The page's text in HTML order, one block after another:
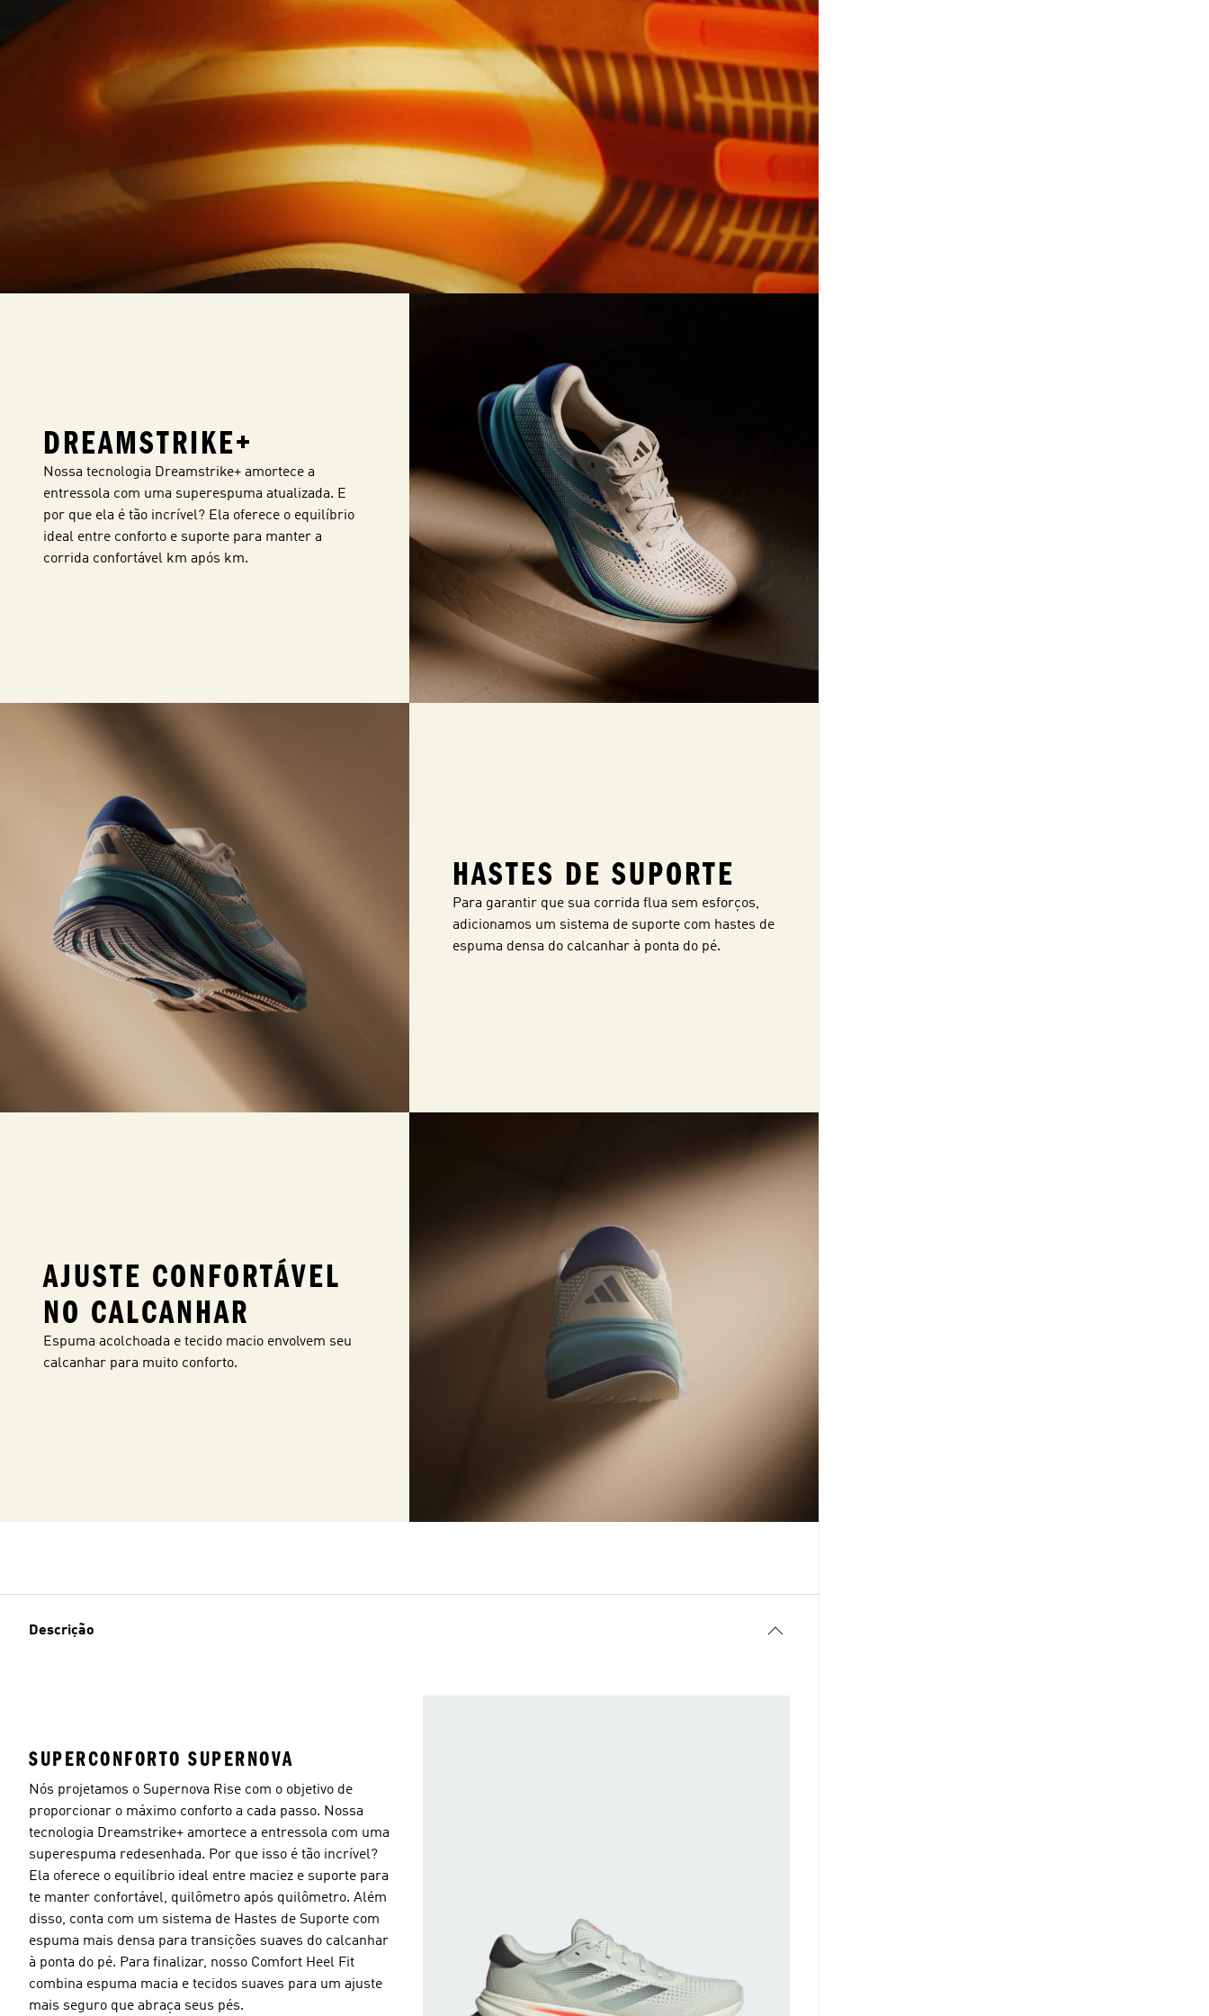
DREAMSTRIKE+
Nossa tecnologia Dreamstrike+ amortece a
entressola com uma superespuma atualizada. E
por que ela é tão incrível? Ela oferece o equilíbrio
ideal entre conforto e suporte para manter a
corrida confortável km após km.
HASTES DE SUPORTE
Para garantir que sua corrida flua sem esforços,
adicionamos um sistema de suporte com hastes de
espuma densa do calcanhar à ponta do pé.
AJUSTE CONFORTÁVEL
NO CALCANHAR
Espuma acolchoada e tecido macio envolvem seu
calcanhar para muito conforto.
Descrição
SUPERCONFORTO SUPERNOVA
Nós projetamos o Supernova Rise com o objetivo de
proporcionar o máximo conforto a cada passo. Nossa
tecnologia Dreamstrike+ amortece a entressola com uma ​
superespuma redesenhada. Por que isso é tão incrível?
Ela oferece o equilíbrio ideal entre maciez e suporte para
te manter confortável, quilômetro após quilômetro. Além
disso, conta com um sistema de Hastes de Suporte com
espuma mais densa para transições suaves do calcanhar
à ponta do pé. Para finalizar, nosso Comfort Heel Fit
combina espuma macia e tecidos suaves para um ajuste
mais seguro que abraça seus pés.